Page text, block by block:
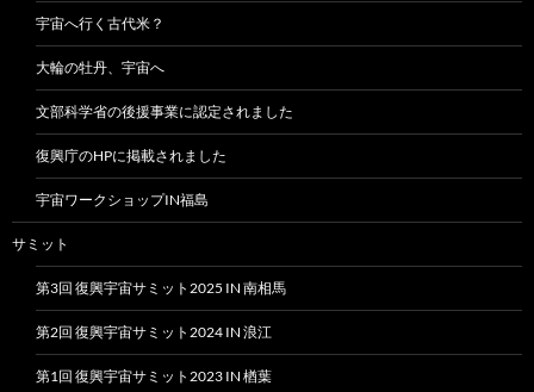
宇宙へ行く古代米？
大輪の牡丹、宇宙へ
文部科学省の後援事業に認定されました
復興庁のHPに掲載されました
宇宙ワークショップIN福島
サミット
第3回 復興宇宙サミット2025 IN 南相馬
第2回 復興宇宙サミット2024 IN 浪江
第1回 復興宇宙サミット2023 IN 楢葉